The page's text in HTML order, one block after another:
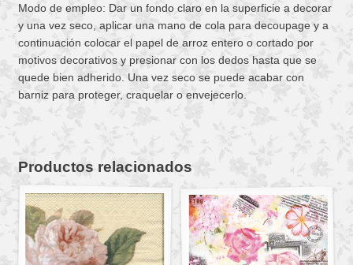
Modo de empleo: Dar un fondo claro en la superficie a decorar
y una vez seco, aplicar una mano de cola para decoupage y a
continuación colocar el papel de arroz entero o cortado por
motivos decorativos y presionar con los dedos hasta que se
quede bien adherido. Una vez seco se puede acabar con
barniz para proteger, craquelar o envejecerlo.
Productos relacionados